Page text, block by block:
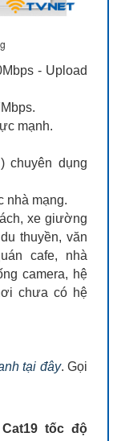
- Upload
mạnh.
chuyên dụng
nhà mạng.
xe giường
thuyền, văn
cafe, nhà
camera, hệ
chưa có hệ
tại đây. Gọi
tốc độ